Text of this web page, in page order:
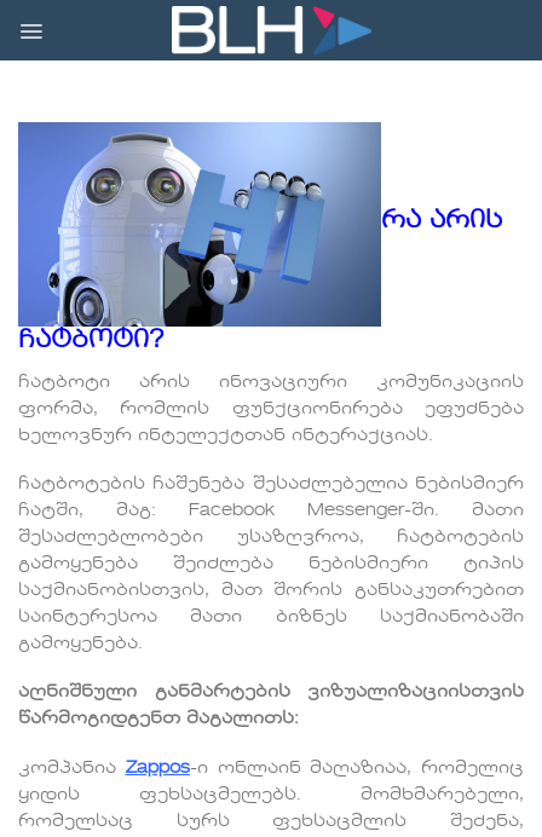
content
რა არის
ჩატბოტი?
ჩატბოტი არის ინოვაციური კომუნიკაციის
ფორმა, რომლის ფუნქციონირება ეფუძნება
ხელოვნურ ინტელექტთან ინტერაქციას.
ჩატბოტების ჩაშენება შესაძლებელია ნებისმიერ
ჩატში, მაგ: Facebook Messenger-ში. მათი
შესაძლებლობები უსაზღვროა, ჩატბოტების
გამოყენება შეიძლება ნებისმიერი ტიპის
საქმიანობისთვის, მათ შორის განსაკუთრებით
საინტერესოა მათი ბიზნეს საქმიანობაში
გამოყენება.
აღნიშნული განმარტების ვიზუალიზაციისთვის
წარმოგიდგენთ მაგალითს:
კომპანია Zappos-ი ონლაინ მაღაზიაა, რომელიც
ყიდის ფეხსაცმელებს. მომხმარებელი,
რომელსაც სურს ფეხსაცმლის შეძენა,